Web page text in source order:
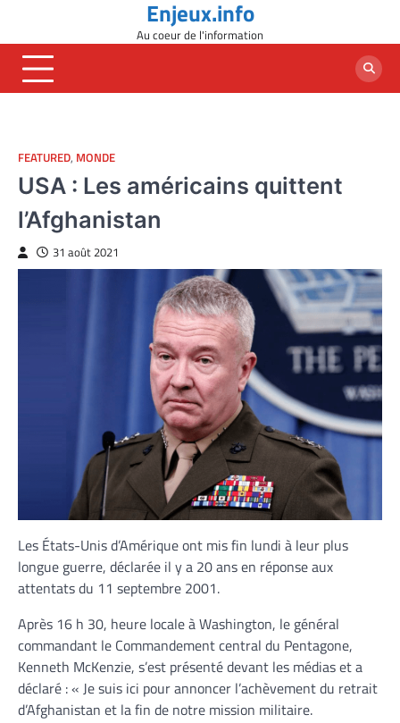
content
Enjeux.info
Au coeur de l'information
FEATURED, MONDE
USA : Les américains quittent
l’Afghanistan
31 août 2021
Les États-Unis d’Amérique ont mis fin lundi à leur plus
longue guerre, déclarée il y a 20 ans en réponse aux
attentats du 11 septembre 2001.
Après 16 h 30, heure locale à Washington, le général
commandant le Commandement central du Pentagone,
Kenneth McKenzie, s’est présenté devant les médias et a
déclaré : « Je suis ici pour annoncer l’achèvement du retrait
d’Afghanistan et la fin de notre mission militaire.